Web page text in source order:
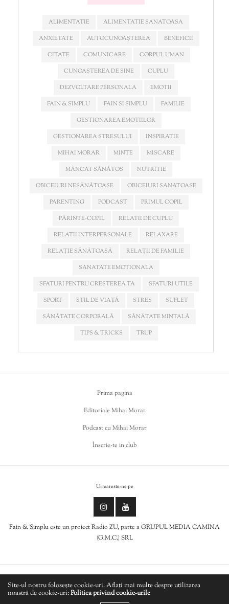
ALIMENTATIE
ALIMENTATIE SANATOASA
ANXIETATE
AUTOCUNOAȘTEREA
BENEFICII
CITATE
COMUNICARE
CORPUL UMAN
CUNOAȘTEREA DE SINE
CUPLU
DEZVOLTARE PERSONALA
EMOTII
FAIN & SIMPLU
FAIN SI SIMPLU
FAMILIE
GESTIONAREA EMOTIILOR
GESTIONAREA STRESULUI
INSPIRATIE
MIHAI MORAR
MINTE
MISCARE
MÂNCAT SĂNĂTOS
NUTRITIE
OBICEIURI NESĂNĂTOASE
OBICEIURI SANATOASE
PARENTING
PODCAST
PRIMUL COPIL
PĂRINTE-COPIL
RELATII DE CUPLU
RELATII INTERPERSONALE
RELAXARE
RELAȚIE SĂNĂTOASĂ
RELAȚII DE FAMILIE
SANATATE EMOTIONALA
SFATURI PENTRU CREȘTEREA TA
SFATURI UTILE
SPORT
STIL DE VIAȚĂ STRES
SUFLET
SĂNĂTATE CORPORALĂ
SĂNĂTATE MINTALĂ
TIPS & TRICKS
TRUP
Prima pagina
Editoriale Mihai Morar
Podcast cu Mihai Morar
Înscrie-te in club
Urmareste-ne pe
Fain & Simplu este un proiect Radio ZU, parte a GRUPUL MEDIA CAMINA
(G.M.C.) SRL
Politica de cookies
Politică de confidențialitate
Site-ul nostru folosește cookie-uri. Aflați mai multe despre utilizarea
noastră de cookie-uri:Politica privind cookie-urile